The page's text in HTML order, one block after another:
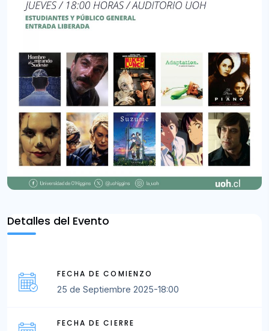
Detalles del Evento
FECHA DE COMIENZO
25 de Septiembre 2025-18:00
FECHA DE CIERRE